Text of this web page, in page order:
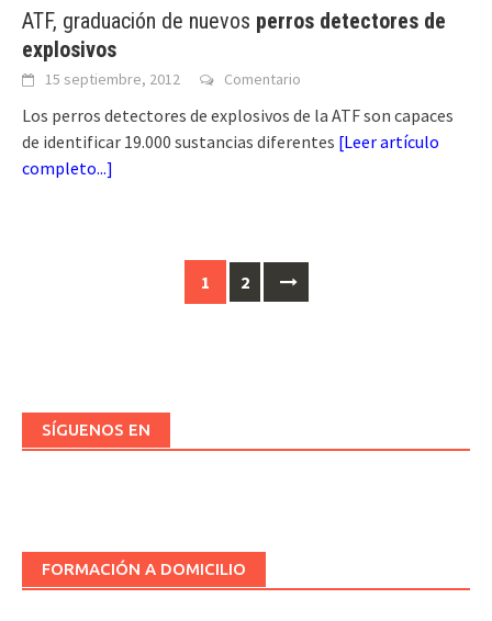
ATF, graduación de nuevos perros detectores de
explosivos
15 septiembre, 2012 Comentario
Los perros detectores de explosivos de la ATF son capaces
de identificar 19.000 sustancias diferentes [Leer artículo
completo...]
1 2
SÍGUENOS EN
FORMACIÓN A DOMICILIO